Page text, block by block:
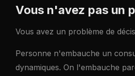
Vous n'avez pas un
Vous avez un problème de
Personne n'embauche un
dynamiques. On l'embauche